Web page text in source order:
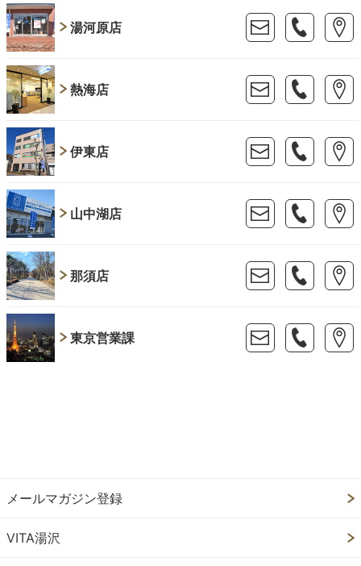
湯河原店
熱海店
伊東店
山中湖店
那須店
東京営業課
メールマガジン登録
VITA湯沢